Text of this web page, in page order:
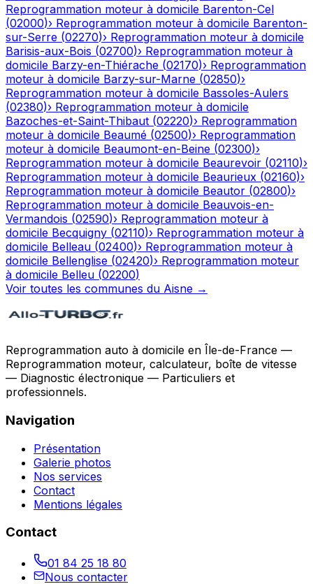
Reprogrammation moteur à domicile Barenton-Cel
(02000)› Reprogrammation moteur à domicile Barenton-
sur-Serre (02270)› Reprogrammation moteur à domicile
Barisis-aux-Bois (02700)› Reprogrammation moteur à
domicile Barzy-en-Thiérache (02170)› Reprogrammation
moteur à domicile Barzy-sur-Marne (02850)›
Reprogrammation moteur à domicile Bassoles-Aulers
(02380)› Reprogrammation moteur à domicile
Bazoches-et-Saint-Thibaut (02220)› Reprogrammation
moteur à domicile Beaumé (02500)› Reprogrammation
moteur à domicile Beaumont-en-Beine (02300)›
Reprogrammation moteur à domicile Beaurevoir (02110)›
Reprogrammation moteur à domicile Beaurieux (02160)›
Reprogrammation moteur à domicile Beautor (02800)›
Reprogrammation moteur à domicile Beauvois-en-
Vermandois (02590)› Reprogrammation moteur à
domicile Becquigny (02110)› Reprogrammation moteur à
domicile Belleau (02400)› Reprogrammation moteur à
domicile Bellenglise (02420)› Reprogrammation moteur
à domicile Belleu (02200)
Voir toutes les communes du Aisne →
Reprogrammation auto à domicile en Île-de-France —
Reprogrammation moteur, calculateur, boîte de vitesse
— Diagnostic électronique — Particuliers et
professionnels.
Navigation
Présentation
Galerie photos
Nos services
Contact
Mentions légales
Contact
01 84 25 18 80
Nous contacter